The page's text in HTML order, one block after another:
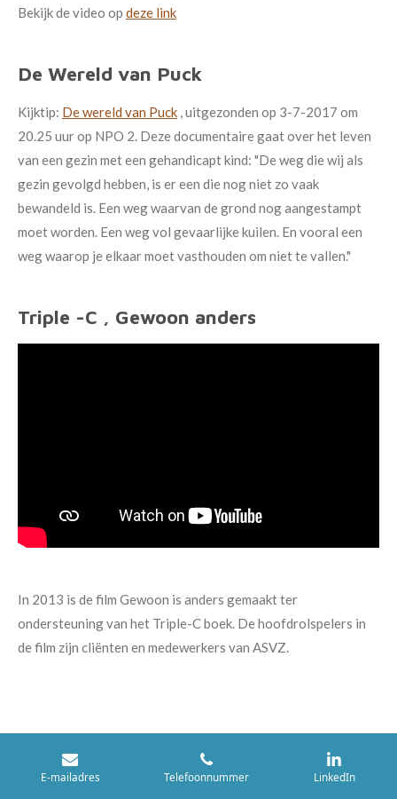
Bekijk de video op deze link
De Wereld van Puck
Kijktip: De wereld van Puck , uitgezonden op 3-7-2017 om
20.25 uur op NPO 2. Deze documentaire gaat over het leven
van een gezin met een gehandicapt kind: "De weg die wij als
gezin gevolgd hebben, is er een die nog niet zo vaak
bewandeld is. Een weg waarvan de grond nog aangestampt
moet worden. Een weg vol gevaarlijke kuilen. En vooral een
weg waarop je elkaar moet vasthouden om niet te vallen."
Triple -C , Gewoon anders
In 2013 is de film Gewoon is anders gemaakt ter
ondersteuning van het Triple-C boek. De hoofdrolspelers in
de film zijn cliënten en medewerkers van ASVZ.
E-mailadres Telefoonnummer LinkedIn